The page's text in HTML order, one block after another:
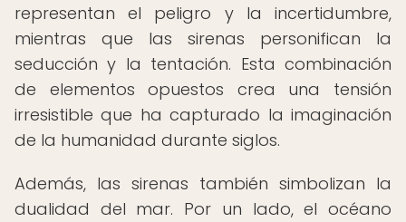
representan el peligro y la incertidumbre,
mientras que las sirenas personifican la
seducción y la tentación. Esta combinación
de elementos opuestos crea una tensión
irresistible que ha capturado la imaginación
de la humanidad durante siglos.
Además, las sirenas también simbolizan la
dualidad del mar. Por un lado, el océano